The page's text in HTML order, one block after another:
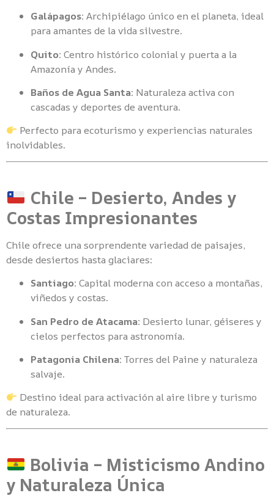
Galápagos: Archipiélago único en el planeta, ideal
para amantes de la vida silvestre.
Quito: Centro histórico colonial y puerta a la
Amazonía y Andes.
Baños de Agua Santa: Naturaleza activa con
cascadas y deportes de aventura.
Perfecto para ecoturismo y experiencias naturales
inolvidables.
Chile – Desierto, Andes y
Costas Impresionantes
Chile ofrece una sorprendente variedad de paisajes,
desde desiertos hasta glaciares:
Santiago: Capital moderna con acceso a montañas,
viñedos y costas.
San Pedro de Atacama: Desierto lunar, géiseres y
cielos perfectos para astronomía.
Patagonia Chilena: Torres del Paine y naturaleza
salvaje.
Destino ideal para activación al aire libre y turismo
de naturaleza.
Bolivia – Misticismo Andino
y Naturaleza Única